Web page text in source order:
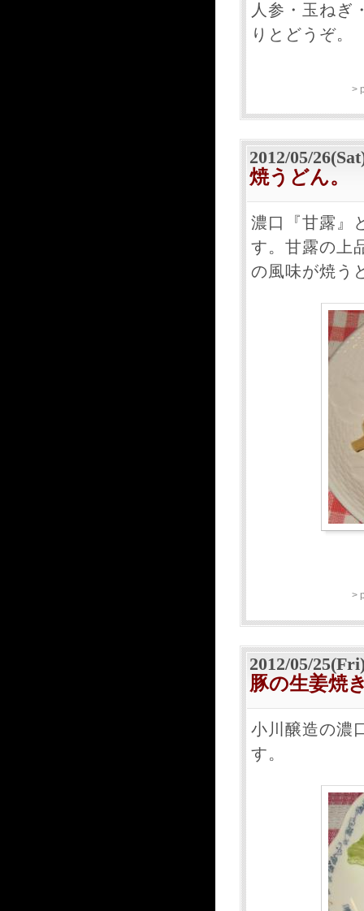
人参・玉ねぎ
りとどうぞ。
>
2012/05/
焼うどん。
濃口『甘露』
す。甘露の上
の風味が焼う
>
2012/05/
豚の生姜焼
小川醸造の濃
す。